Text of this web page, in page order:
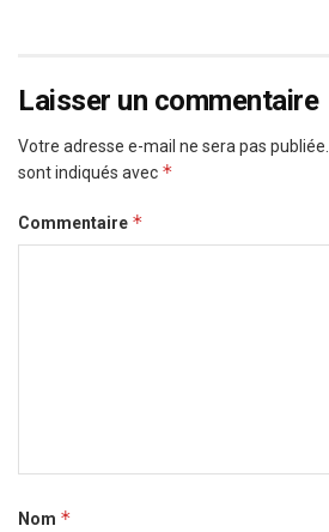
Laisser un commentaire
Votre adresse e-mail ne sera pas publiée.
sont indiqués avec *
Commentaire *
Nom *